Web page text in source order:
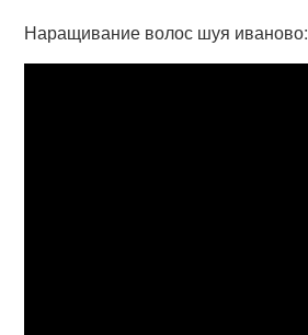
Наращивание волос шуя иваново: